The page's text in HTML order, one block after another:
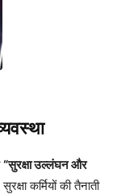
“सुरक्षा उल्लंघन और
कर्मियों की तैनाती